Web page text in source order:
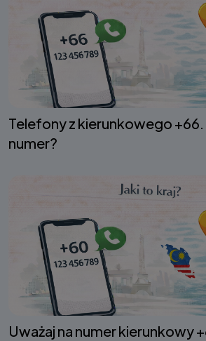
Telefony z kierunkowego
numer?
Uważaj na numer kierunkowy